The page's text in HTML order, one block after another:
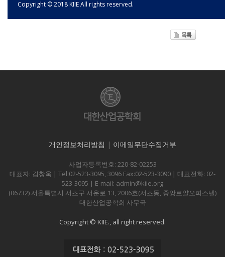
Copyright © 2018 KIIE All rights reserved.
개인정보처리방침 | 이메일무단수집거부
사업자등록번호: 220-82-02253
대표자: 김창욱 | Tel:02-523-3095, 3096 Fax:02-523-3090 | 대표전화: 02-
523-3095 | E-mail: admin@kiie.org
(06732) 서울특별시 서초구 서운로 13, 2006호(서초동, 중앙로얄오피스텔)
대한산업공학회 사무국
Copyright © KIIE., all right reserved.